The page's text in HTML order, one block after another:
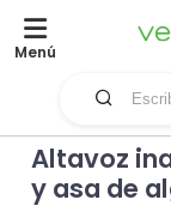
Menú
Altavoz
y asa de